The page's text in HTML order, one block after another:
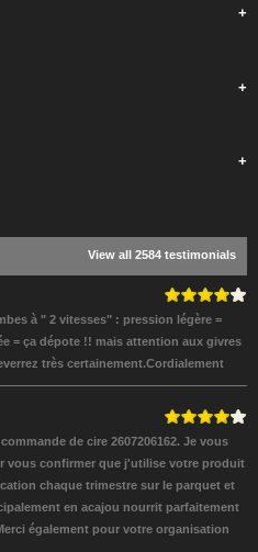
+
+
+
View all 2584 testimonials
à " 2 vitesses" : pression légère =
= ça dépote !! mais attention aux givres
très certainement.Cordialement
de cire 2607206162. Je vous
vous confirmer que j'utilise votre produit
chaque trimestre sur le parquet et
en acajou nourrit parfaitement
également pour votre organisation